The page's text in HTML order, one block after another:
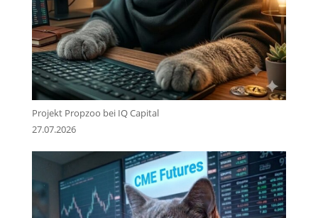
Projekt Propzoo bei IQ Capital
27.07.2026